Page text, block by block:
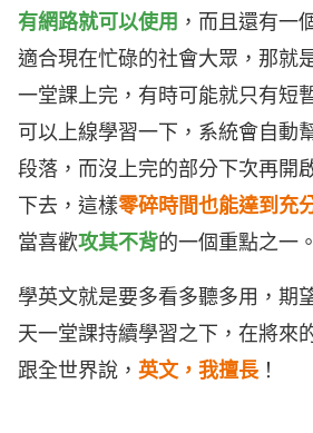
有網路就可以使用 ，而且還有一
適合現在忙碌的社會大眾，那就
一堂課上完，有時可能就只有短
可以上線學習一下，系統會自動
段落，而沒上完的部分下次再開
下去，這樣零碎時間也能達到充
當喜歡攻其不背的一個重點之一。
學英文就是要多看多聽多用，期
天一堂課持續學習之下，在將來
跟全世界說， 英文，我擅長！